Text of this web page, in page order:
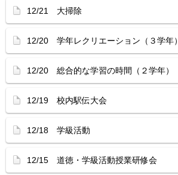
12/21 大掃除
12/20 学年レクリエーション（３学年）
12/20 総合的な学習の時間（２学年）
12/19 校内駅伝大会
12/18 学級活動
12/15 道徳・学級活動授業研修会